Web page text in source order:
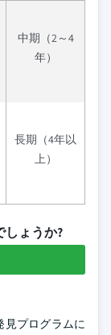
中期（2～4
年）
長期（4年以
上）
しょうか?
見プログラムに